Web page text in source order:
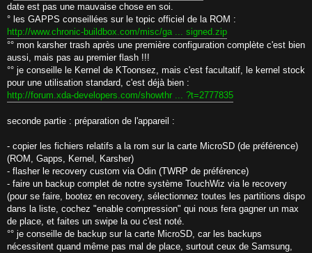
date est pas une mauvaise chose en soi.
° les GAPPS conseillées sur le topic officiel de la ROM :
http://www.chronic-buildbox.com/misc/ga ... signed.zip
°° mon karsher trash après une première configuration complète c'est bien
aussi, mais pas au premier flash !!!
°° je conseille le Kernel de KToonsez, mais c'est facultatif, le kernel stock
pour une utilisation standard, c'est déjà bien :
http://forum.xda-developers.com/showthr ... ?t=2777835
seconde partie : préparation de l'appareil :
- copier les fichiers relatifs a la rom sur la carte MicroSD (de préférence)
(ROM, Gapps, Kernel, Karsher)
- flasher le recovery custom via Odin (TWRP de préférence)
- faire un backup complet de notre système TouchWiz via le recovery
(pour se faire, bootez en recovery, sélectionnez toutes les partitions dispo
dans la liste, cochez "enable compression" qui nous fera gagner un max
de place, et faites un swipe la ou c'est noté.
°° je conseille de backup sur la carte MicroSD, car les backups
nécessitent quand même pas mal de place, surtout ceux de Samsung,